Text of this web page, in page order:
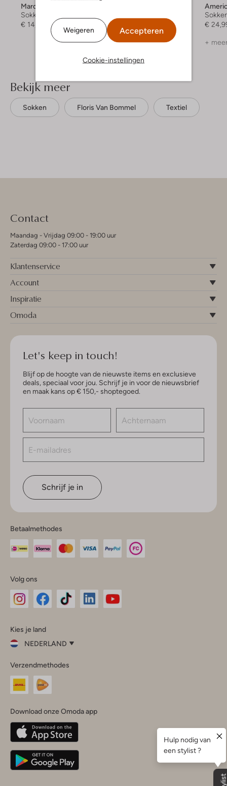
Weigeren Accepteren
Cookie-instellingen
Marcmarcs
Sokken
€ 14,99
+ meer kleuren
€
+
Bekijk meer
Sokken Floris Van Bommel Textiel
Contact
Maandag - Vrijdag 09:00 - 19:00 uur
Zaterdag 09:00 - 17:00 uur
Klantenservice
Account
Inspiratie
Omoda
Let's keep in touch!
Blijf op de hoogte van de nieuwste items en exclusieve
deals, speciaal voor jou. Schrijf je in voor de nieuwsbrief
en maak kans op € 150,- shoptegoed.
Schrijf je in
Betaalmethodes
Volg ons
InstagramFacebook
Kies je land
NEDERLAND
je
land
Nederland
Belgique(Français)
Deutschland
Verzendmethodes
Download onze Omoda app